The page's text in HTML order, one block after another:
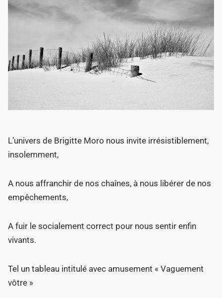
L’univers de Brigitte Moro nous invite irrésistiblement,
insolemment,
A nous affranchir de nos chaînes, à nous libérer de nos
empêchements,
A fuir le socialement correct pour nous sentir enfin
vivants.
Tel un tableau intitulé avec amusement « Vaguement
vôtre »